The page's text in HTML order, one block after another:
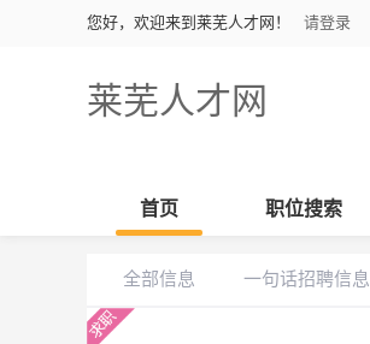
您好，欢迎来到莱芜人才网！ 请登录
莱芜人才网
首页 职位搜索
全部信息 一句话招聘信息